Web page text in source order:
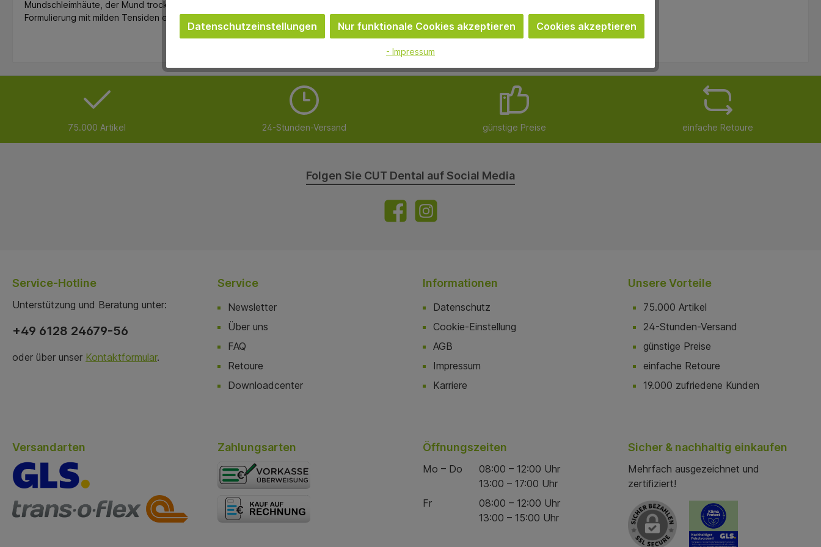
Mundschleimhäute, der Mund trocknet nicht aus und auch die Bildung von Aphthen wird dank der
Formulierung mit milden Tensiden eingedämmt. Ohne Triclosan. Ohne Mikroplastik.
75.000 Artikel 24-Stunden-Versand günstige Preise einfache Retoure
Folgen Sie CUT Dental auf Social Media
Service-Hotline
Unterstützung und Beratung unter:
+49 6128 24679-56
oder über unser Kontaktformular.
Service
Newsletter
Über uns
FAQ
Retoure
Downloadcenter
Informationen
Datenschutz
Cookie-Einstellung
AGB
Impressum
Karriere
Unsere Vorteile
75.000 Artikel
24-Stunden-Versand
günstige Preise
einfache Retoure
19.000 zufriedene Kunden
Versandarten Zahlungsarten Öffnungszeiten
Mo – Do
08:00 – 12:00 Uhr
13:00 – 17:00 Uhr
Fr
08:00 – 12:00 Uhr
13:00 – 15:00 Uhr
Sicher & nachhaltig einkaufen
Mehrfach ausgezeichnet und
zertifiziert!
Datenschutzeinstellungen Nur funktionale Cookies akzeptieren Cookies akzeptieren
- Impressum